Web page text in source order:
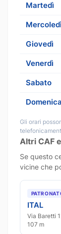
Martedì
Mercoledì
Giovedì
Venerdì
Sabato
Domenica
Gli orari
Altri CAF
Se questo
vicine che
ITAL
Via Baretti
107 m